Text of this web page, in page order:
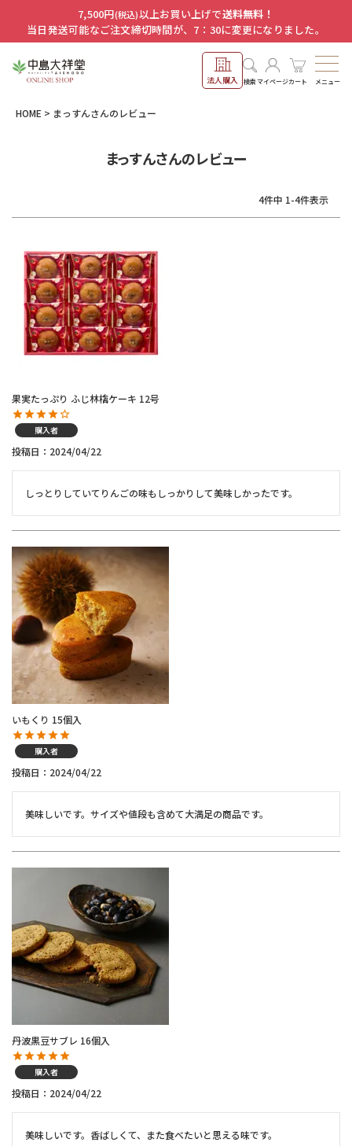
7,500円(税込)以上お買い上げで送料無料！
当日発送可能なご注文締切時間が、7：30に変更になりました。
法人購入 検索マイページカート メニュー
HOME まっすんさんのレビュー
まっすんさんのレビュー
4件中 1-4件表示
果実たっぷり ふじ林檎ケーキ 12号
購入者
投稿日 2024/04/22
しっとりしていてりんごの味もしっかりして美味しかったです。
いもくり 15個入
購入者
投稿日 2024/04/22
美味しいです。サイズや値段も含めて大満足の商品です。
丹波黒豆サブレ 16個入
購入者
投稿日 2024/04/22
美味しいです。香ばしくて、また食べたいと思える味です。